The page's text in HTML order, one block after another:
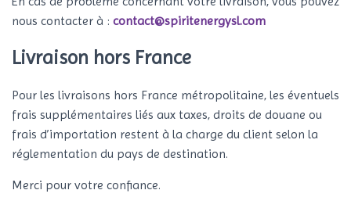
nous contacter à : contact@spiritenergysl.com
Livraison hors France
Pour les livraisons hors France métropolitaine, les éventuels
frais supplémentaires liés aux taxes, droits de douane ou
frais d’importation restent à la charge du client selon la
réglementation du pays de destination.
Merci pour votre confiance.